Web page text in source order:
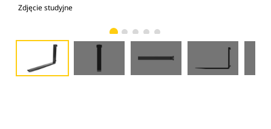
Zdjęcie studyjne